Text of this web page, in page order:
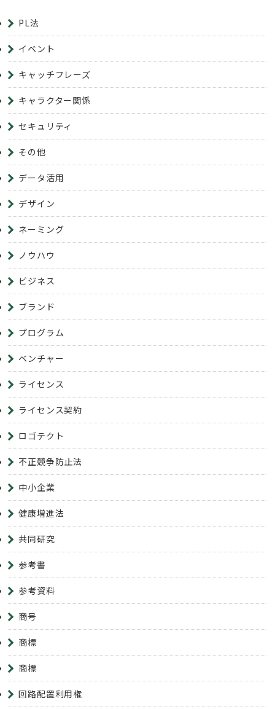
PL法
イベント
キャッチフレーズ
キャラクター関係
セキュリティ
その他
データ活用
デザイン
ネーミング
ノウハウ
ビジネス
ブランド
プログラム
ベンチャー
ライセンス
ライセンス契約
ロゴテクト
不正競争防止法
中小企業
健康増進法
共同研究
参考書
参考資料
商号
商標
商標
回路配置利用権